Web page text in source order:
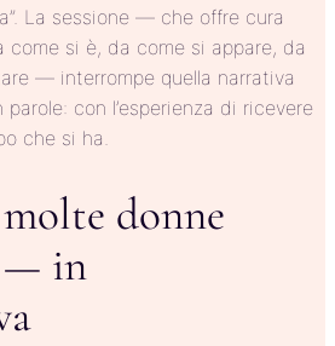
La sessione — che offre cura
si è, da come si appare, da
— interrompe quella narrativa
con l’esperienza di ricevere
che si ha.
donne
— in